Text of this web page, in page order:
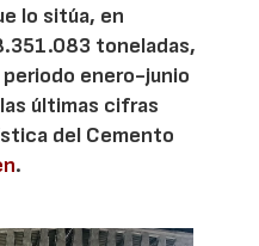
lo sitúa, en
toneladas,
enero-junio
últimas cifras
del Cemento
.